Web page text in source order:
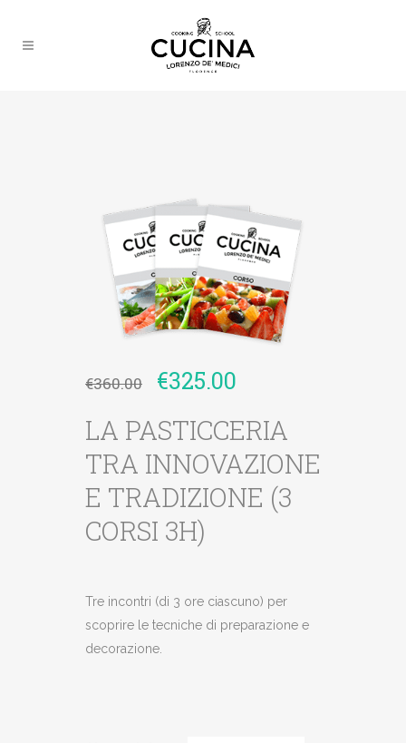
€360.00 €325.00
LA PASTICCERIA
TRA INNOVAZIONE
E TRADIZIONE (3
CORSI 3H)
Tre incontri (di 3 ore ciascuno) per
scoprire le tecniche di preparazione e
decorazione.